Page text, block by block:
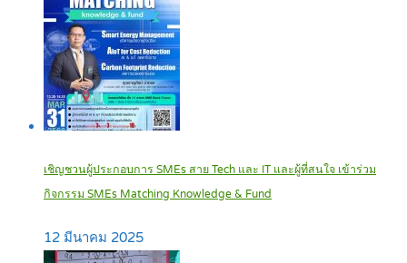
เชิญชวนผู้ประกอบการ SMEs สาย Tech และ IT และผู้ที่สนใจ เข้าร่วม
กิจกรรม SMEs Matching Knowledge & Fund
12 มีนาคม 2025